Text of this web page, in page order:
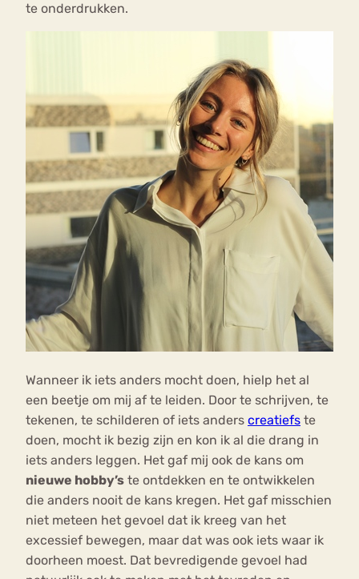
te onderdrukken.
Wanneer ik iets anders mocht doen, hielp het al
een beetje om mij af te leiden. Door te schrijven, te
tekenen, te schilderen of iets anders creatiefs te
doen, mocht ik bezig zijn en kon ik al die drang in
iets anders leggen. Het gaf mij ook de kans om
nieuwe hobby’s te ontdekken en te ontwikkelen
die anders nooit de kans kregen. Het gaf misschien
niet meteen het gevoel dat ik kreeg van het
excessief bewegen, maar dat was ook iets waar ik
doorheen moest. Dat bevredigende gevoel had